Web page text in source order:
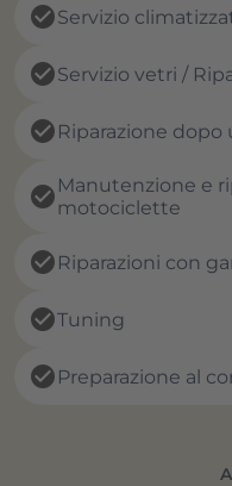
check_circleServizio
check_circleServizio vetri /
check_circle Riparazione
check_circle Manutenzione e
motociclette
check_circle Riparazioni con
check_circleTuning
check_circle Preparazione al